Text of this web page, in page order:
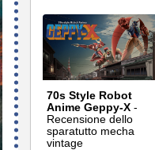
70s Style Robot
Anime Geppy-X -
Recensione dello
sparatutto mecha
vintage